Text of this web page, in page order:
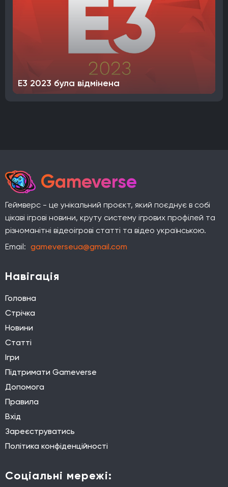
E3 2023 була відмінена
Gameverse
Геймверс - це унікальний проєкт, який поєднує в собі
цікаві ігрові новини, круту систему ігрових профілей та
різноманітні відеоігрові статті та відео українською.
Email: gameverseua@gmail.com
Навігація
Головна
Стрічка
Новини
Статті
Ігри
Підтримати Gameverse
Допомога
Правила
Вхід
Зареєструватись
Політика конфіденційності
Соціальні мережі: